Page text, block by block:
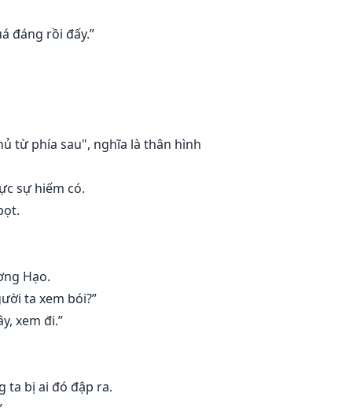
đáng rồi đấy.”
từ phía sau", nghĩa là thân hình
sự hiếm có.
Hạo.
ta xem bói?”
xem đi.”
ta bị ai đó đập ra.